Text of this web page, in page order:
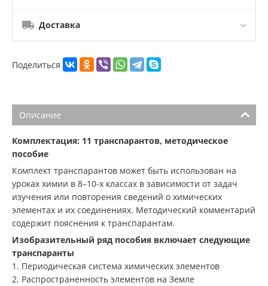
Доставка
Поделиться
Описание
Комплектация: 11 транспарантов, методическое
пособие
Комплект транспарантов может быть использован на
уроках химии в 8–10-х классах в зависимости от задач
изучения или повторения сведений о химических
элементах и их соединениях. Методический комментарий
содержит пояснения к транспарантам.
Изобразительный ряд пособия включает следующие
транспаранты
1. Периодическая система химических элементов
2. Распространенность элементов на Земле